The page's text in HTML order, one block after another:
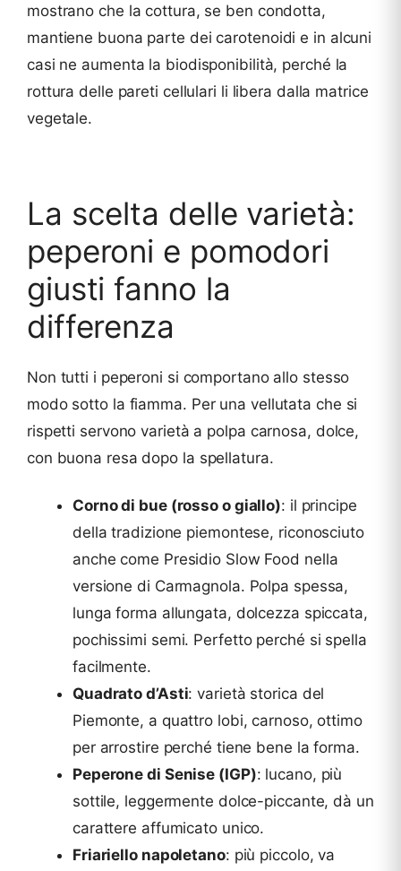
mostrano che la cottura, se ben condotta,
mantiene buona parte dei carotenoidi e in alcuni
casi ne aumenta la biodisponibilità, perché la
rottura delle pareti cellulari li libera dalla matrice
vegetale.
La scelta delle varietà:
peperoni e pomodori
giusti fanno la
differenza
Non tutti i peperoni si comportano allo stesso
modo sotto la fiamma. Per una vellutata che si
rispetti servono varietà a polpa carnosa, dolce,
con buona resa dopo la spellatura.
Corno di bue (rosso o giallo): il principe
della tradizione piemontese, riconosciuto
anche come Presidio Slow Food nella
versione di Carmagnola. Polpa spessa,
lunga forma allungata, dolcezza spiccata,
pochissimi semi. Perfetto perché si spella
facilmente.
Quadrato d’Asti: varietà storica del
Piemonte, a quattro lobi, carnoso, ottimo
per arrostire perché tiene bene la forma.
Peperone di Senise (IGP): lucano, più
sottile, leggermente dolce-piccante, dà un
carattere affumicato unico.
Friariello napoletano: più piccolo, va